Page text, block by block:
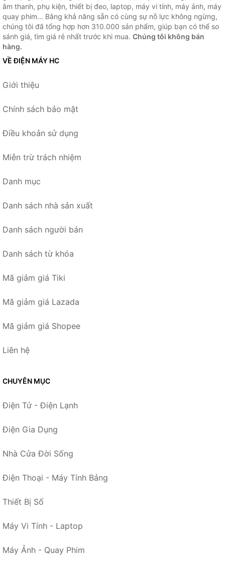
âm thanh, phụ kiện, thiết bị đeo, laptop, máy vi tính, máy ảnh, máy
quay phim... Bằng khả năng sẵn có cùng sự nỗ lực không ngừng,
chúng tôi đã tổng hợp hơn 310.000 sản phẩm, giúp bạn có thể so
sánh giá, tìm giá rẻ nhất trước khi mua. Chúng tôi không bán
hàng.
VỀ ĐIỆN MÁY HC
Giới thiệu
Chính sách bảo mật
Điều khoản sử dụng
Miễn trừ trách nhiệm
Danh mục
Danh sách nhà sản xuất
Danh sách người bán
Danh sách từ khóa
Mã giảm giá Tiki
Mã giảm giá Lazada
Mã giảm giá Shopee
Liên hệ
CHUYÊN MỤC
Điện Tử - Điện Lạnh
Điện Gia Dụng
Nhà Cửa Đời Sống
Điện Thoại - Máy Tính Bảng
Thiết Bị Số
Máy Vi Tính - Laptop
Máy Ảnh - Quay Phim